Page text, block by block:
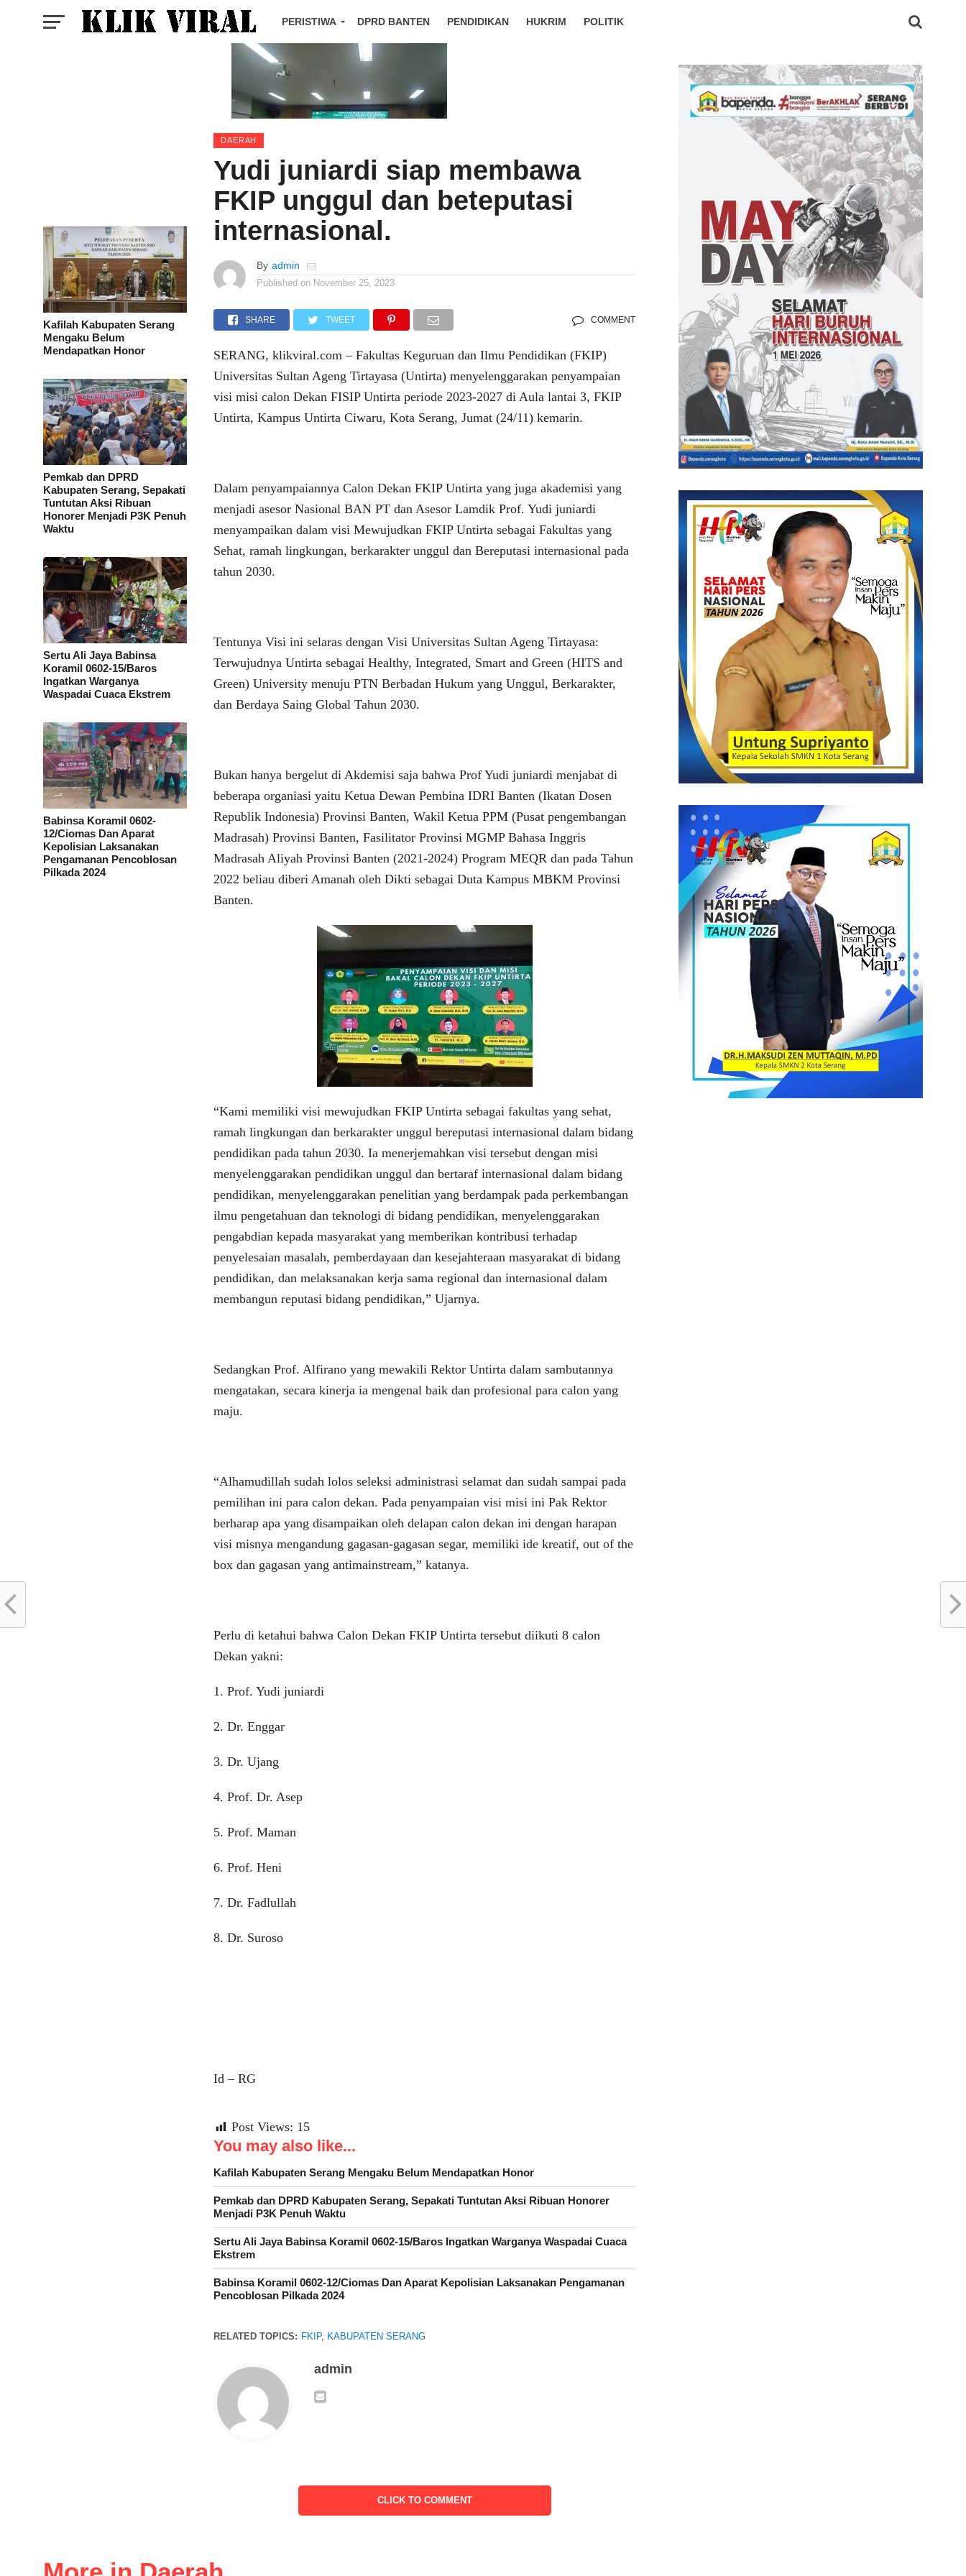
PERISTIWA DPRD BANTEN PENDIDIKAN HUKRIM POLITIK
Kafilah Kabupaten Serang
Mengaku Belum
Mendapatkan Honor
Pemkab dan DPRD
Kabupaten Serang, Sepakati
Tuntutan Aksi Ribuan
Honorer Menjadi P3K Penuh
Waktu
Sertu Ali Jaya Babinsa
Koramil 0602-15/Baros
Ingatkan Warganya
Waspadai Cuaca Ekstrem
Babinsa Koramil 0602-
12/Ciomas Dan Aparat
Kepolisian Laksanakan
Pengamanan Pencoblosan
Pilkada 2024
DAERAH
Yudi juniardi siap membawa
FKIP unggul dan beteputasi
internasional.
By admin
Published on November 25, 2023
SHARE TWEET COMMENT
SERANG, klikviral.com – Fakultas Keguruan dan Ilmu Pendidikan (FKIP)
Universitas Sultan Ageng Tirtayasa (Untirta) menyelenggarakan penyampaian
visi misi calon Dekan FISIP Untirta periode 2023-2027 di Aula lantai 3, FKIP
Untirta, Kampus Untirta Ciwaru, Kota Serang, Jumat (24/11) kemarin.
Dalam penyampaiannya Calon Dekan FKIP Untirta yang juga akademisi yang
menjadi asesor Nasional BAN PT dan Asesor Lamdik Prof. Yudi juniardi
menyampaikan dalam visi Mewujudkan FKIP Untirta sebagai Fakultas yang
Sehat, ramah lingkungan, berkarakter unggul dan Bereputasi internasional pada
tahun 2030.
Tentunya Visi ini selaras dengan Visi Universitas Sultan Ageng Tirtayasa:
Terwujudnya Untirta sebagai Healthy, Integrated, Smart and Green (HITS and
Green) University menuju PTN Berbadan Hukum yang Unggul, Berkarakter,
dan Berdaya Saing Global Tahun 2030.
Bukan hanya bergelut di Akdemisi saja bahwa Prof Yudi juniardi menjabat di
beberapa organiasi yaitu Ketua Dewan Pembina IDRI Banten (Ikatan Dosen
Republik Indonesia) Provinsi Banten, Wakil Ketua PPM (Pusat pengembangan
Madrasah) Provinsi Banten, Fasilitator Provinsi MGMP Bahasa Inggris
Madrasah Aliyah Provinsi Banten (2021-2024) Program MEQR dan pada Tahun
2022 beliau diberi Amanah oleh Dikti sebagai Duta Kampus MBKM Provinsi
Banten.
“Kami memiliki visi mewujudkan FKIP Untirta sebagai fakultas yang sehat,
ramah lingkungan dan berkarakter unggul bereputasi internasional dalam bidang
pendidikan pada tahun 2030. Ia menerjemahkan visi tersebut dengan misi
menyelenggarakan pendidikan unggul dan bertaraf internasional dalam bidang
pendidikan, menyelenggarakan penelitian yang berdampak pada perkembangan
ilmu pengetahuan dan teknologi di bidang pendidikan, menyelenggarakan
pengabdian kepada masyarakat yang memberikan kontribusi terhadap
penyelesaian masalah, pemberdayaan dan kesejahteraan masyarakat di bidang
pendidikan, dan melaksanakan kerja sama regional dan internasional dalam
membangun reputasi bidang pendidikan,” Ujarnya.
Sedangkan Prof. Alfirano yang mewakili Rektor Untirta dalam sambutannya
mengatakan, secara kinerja ia mengenal baik dan profesional para calon yang
maju.
“Alhamudillah sudah lolos seleksi administrasi selamat dan sudah sampai pada
pemilihan ini para calon dekan. Pada penyampaian visi misi ini Pak Rektor
berharap apa yang disampaikan oleh delapan calon dekan ini dengan harapan
visi misnya mengandung gagasan-gagasan segar, memiliki ide kreatif, out of the
box dan gagasan yang antimainstream,” katanya.
Perlu di ketahui bahwa Calon Dekan FKIP Untirta tersebut diikuti 8 calon
Dekan yakni:
1. Prof. Yudi juniardi
2. Dr. Enggar
3. Dr. Ujang
4. Prof. Dr. Asep
5. Prof. Maman
6. Prof. Heni
7. Dr. Fadlullah
8. Dr. Suroso
Id – RG
Post Views: 15
You may also like...
Kafilah Kabupaten Serang Mengaku Belum Mendapatkan Honor
Pemkab dan DPRD Kabupaten Serang, Sepakati Tuntutan Aksi Ribuan Honorer
Menjadi P3K Penuh Waktu
Sertu Ali Jaya Babinsa Koramil 0602-15/Baros Ingatkan Warganya Waspadai Cuaca
Ekstrem
Babinsa Koramil 0602-12/Ciomas Dan Aparat Kepolisian Laksanakan Pengamanan
Pencoblosan Pilkada 2024
RELATED TOPICS: FKIP, KABUPATEN SERANG
admin
CLICK TO COMMENT